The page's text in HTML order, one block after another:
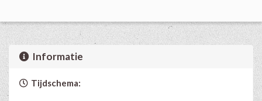
Informatie
Tijdschema: